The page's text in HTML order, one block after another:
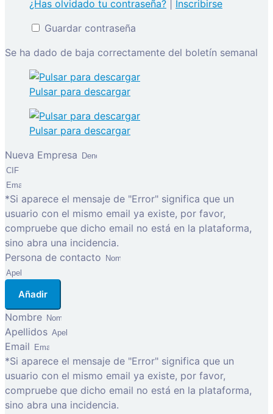
¿Has olvidado tu contraseña?
Inscribirse
Guardar contraseña
Se ha dado de baja correctamente del boletín semanal
Pulsar para descargar
Pulsar para descargar
Nueva Empresa
*Si aparece el mensaje de "Error" significa que un
usuario con el mismo email ya existe, por favor,
compruebe que dicho email no está en la plataforma,
sino abra una incidencia.
Persona de contacto
Añadir
Nombre
Apellidos
Email
*Si aparece el mensaje de "Error" significa que un
usuario con el mismo email ya existe, por favor,
compruebe que dicho email no está en la plataforma,
sino abra una incidencia.